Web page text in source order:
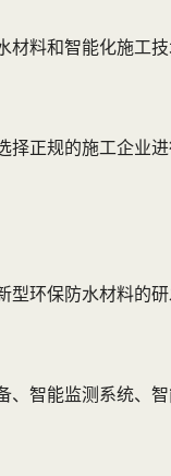
料和智能化施工
正规的施工企业
环保防水材料的
智能监测系统、